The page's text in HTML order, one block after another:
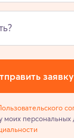
заявку
моих персональных